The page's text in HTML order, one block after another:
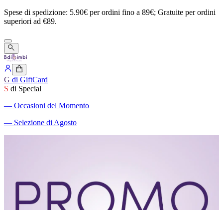
Spese di spedizione: 5.90€ perordini fino a 89€; Gratuite perordini
superiori ad €89.
G di GiftCard
S di Special
― Occasioni del Momento
― Selezione di Agosto